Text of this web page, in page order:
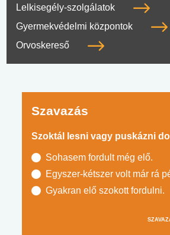
Lelkisegély-szolgálatok
Gyermekvédelmi központok
Orvoskereső
Szavazás
Szoktál lesni vagy puskázni
Sohasem fordult még elő.
Egyszer-kétszer volt már rá
Gyakran elő szokott fordulni.